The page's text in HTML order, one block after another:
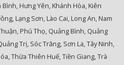
Hưng Yên, Khánh Hòa, Kiên
Lạng Sơn, Lào Cai, Long An, Nam
Phú Thọ, Quảng Bình, Quảng
Trị, Sóc Trăng, Sơn La, Tây Ninh,
Thừa Thiên Huế, Tiền Giang, Trà